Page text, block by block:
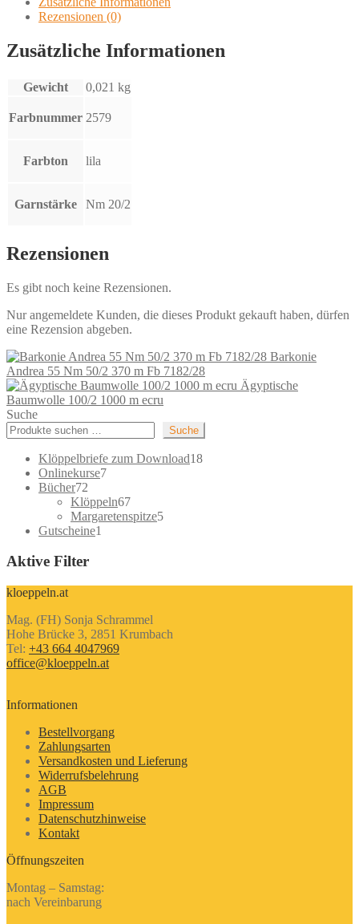
Rezensionen (0)
Zusätzliche Informationen
Gewicht 0,021 kg
Farbnummer 2579
Farbton lila
Garnstärke Nm 20/2
Rezensionen
Es gibt noch keine Rezensionen.
Nur angemeldete Kunden, die dieses Produkt gekauft haben, dürfen
eine Rezension abgeben.
Barkonie
Andrea 55 Nm 50/2 370 m Fb 7182/28
Ägyptische
Baumwolle 100/2 1000 m ecru
Suche
Suche
Klöppelbriefe zum Download1818
Onlinekurse77
Bücher72
Produkte
Klöppeln6767
Produkte
Margaretenspitze55
Gutscheine1
Aktive Filter
kloeppeln.at
Mag. (FH) Sonja Schrammel
Hohe Brücke 3, 2851 Krumbach
Tel: +43 664 4047969
office@kloeppeln.at
Informationen
Bestellvorgang
Zahlungsarten
Versandkosten und Lieferung
Widerrufsbelehrung
AGB
Impressum
Datenschutzhinweise
Kontakt
Öffnungszeiten
Montag – Samstag:
nach Vereinbarung